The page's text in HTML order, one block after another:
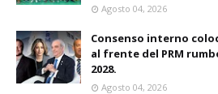
Agosto 04, 2026
Consenso interno
al frente del PRM
2028.
Agosto 04, 2026